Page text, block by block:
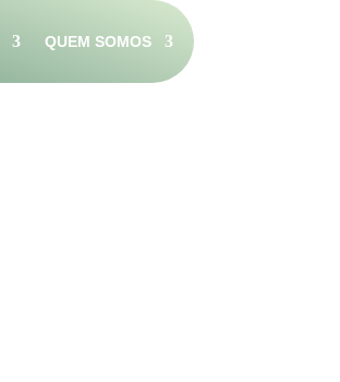
QUEM SOMOS